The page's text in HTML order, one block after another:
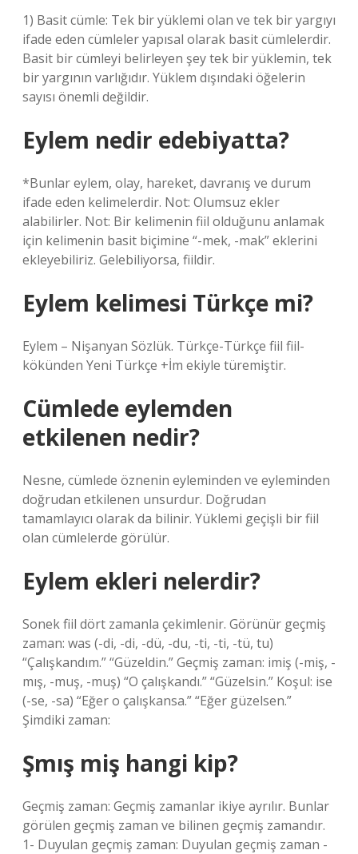
1) Basit cümle: Tek bir yüklemi olan ve tek bir yargıyı
ifade eden cümleler yapısal olarak basit cümlelerdir.
Basit bir cümleyi belirleyen şey tek bir yüklemin, tek
bir yargının varlığıdır. Yüklem dışındaki öğelerin
sayısı önemli değildir.
Eylem nedir edebiyatta?
*Bunlar eylem, olay, hareket, davranış ve durum
ifade eden kelimelerdir. Not: Olumsuz ekler
alabilirler. Not: Bir kelimenin fiil olduğunu anlamak
için kelimenin basit biçimine “-mek, -mak” eklerini
ekleyebiliriz. Gelebiliyorsa, fiildir.
Eylem kelimesi Türkçe mi?
Eylem – Nişanyan Sözlük. Türkçe-Türkçe fiil fiil-
kökünden Yeni Türkçe +İm ekiyle türemiştir.
Cümlede eylemden
etkilenen nedir?
Nesne, cümlede öznenin eyleminden ve eyleminden
doğrudan etkilenen unsurdur. Doğrudan
tamamlayıcı olarak da bilinir. Yüklemi geçişli bir fiil
olan cümlelerde görülür.
Eylem ekleri nelerdir?
Sonek fiil dört zamanla çekimlenir. Görünür geçmiş
zaman: was (-di, -di, -dü, -du, -ti, -ti, -tü, tu)
“Çalışkandım.” “Güzeldin.” Geçmiş zaman: imiş (-miş, -
mış, -muş, -muş) “O çalışkandı.” “Güzelsin.” Koşul: ise
(-se, -sa) “Eğer o çalışkansa.” “Eğer güzelsen.”
Şimdiki zaman:
Şmış miş hangi kip?
Geçmiş zaman: Geçmiş zamanlar ikiye ayrılır. Bunlar
görülen geçmiş zaman ve bilinen geçmiş zamandır.
1- Duyulan geçmiş zaman: Duyulan geçmiş zaman -